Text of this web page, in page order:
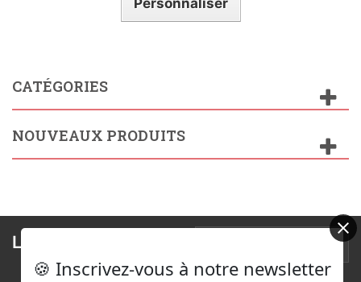
Personnaliser
CATÉGORIES
NOUVEAUX PRODUITS
Lettre d'informations
🍪 Inscrivez-vous à notre newsletter